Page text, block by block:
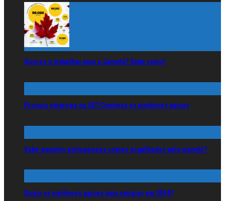
Queres ir trabalhar para o Canadá? Sabe como!
Procura emprego na UE? Conheça os melhores países
Sabe quantos portugueses somos espalhados pelo mundo?
Quais os melhores países para emigrar em 2014?